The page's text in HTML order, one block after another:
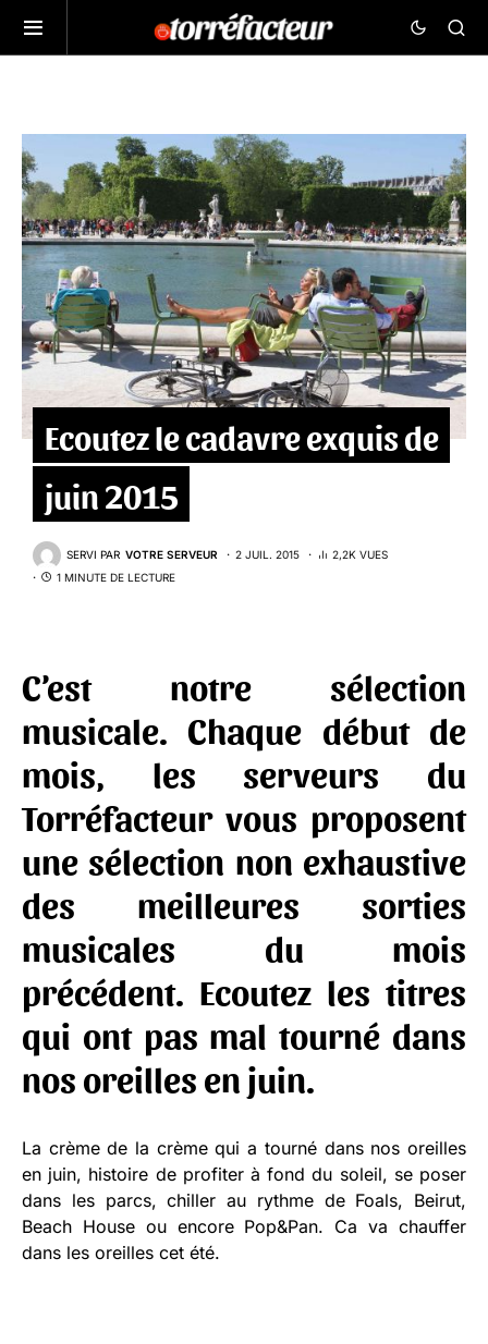
Ecoutez le cadavre exquis de
juin 2015
SERVI PAR VOTRE SERVEUR 2 JUIL. 2015
2,2K VUES
1 MINUTE DE LECTURE
C’est notre sélection
musicale. Chaque début de
mois, les serveurs du
Torréfacteur vous proposent
une sélection non exhaustive
des meilleures sorties
musicales du mois
précédent. Ecoutez les titres
qui ont pas mal tourné dans
nos oreilles en juin.
La crème de la crème qui a tourné dans nos oreilles
en juin, histoire de profiter à fond du soleil, se poser
dans les parcs, chiller au rythme de Foals, Beirut,
Beach House ou encore Pop&Pan. Ca va chauffer
dans les oreilles cet été.